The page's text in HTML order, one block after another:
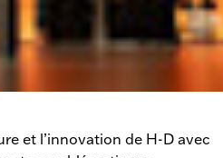
et l’innovation de H-D avec